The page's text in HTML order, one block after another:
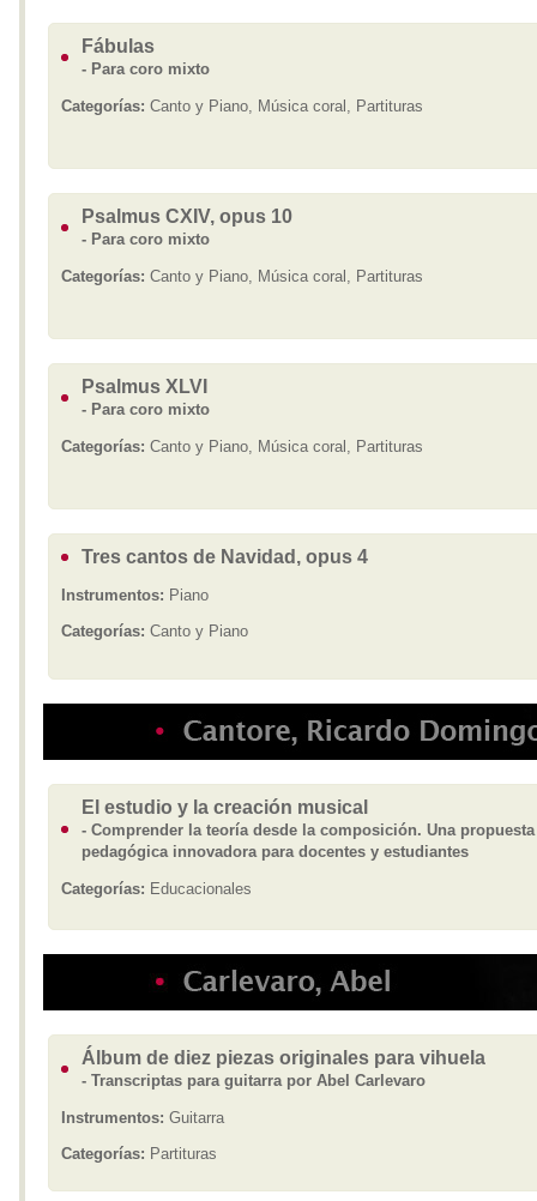
Fábulas
- Para coro mixto
Categorías: Canto y Piano, Música coral, Partituras
Psalmus CXIV, opus 10
- Para coro mixto
Categorías: Canto y Piano, Música coral, Partituras
Psalmus XLVI
- Para coro mixto
Categorías: Canto y Piano, Música coral, Partituras
Tres cantos de Navidad, opus 4
Instrumentos: Piano
Categorías: Canto y Piano
El estudio y la creación musical
- Comprender la teoría desde la composición. Una propuesta
pedagógica innovadora para docentes y estudiantes
Categorías: Educacionales
Álbum de diez piezas originales para vihuela
- Transcriptas para guitarra por Abel Carlevaro
Instrumentos: Guitarra
Categorías: Partituras